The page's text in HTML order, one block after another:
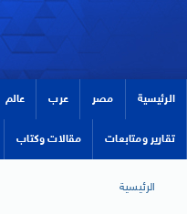
الرئيسية مصر عرب عالم
تقارير ومتابعات مقالات وكتاب
الرئيسية